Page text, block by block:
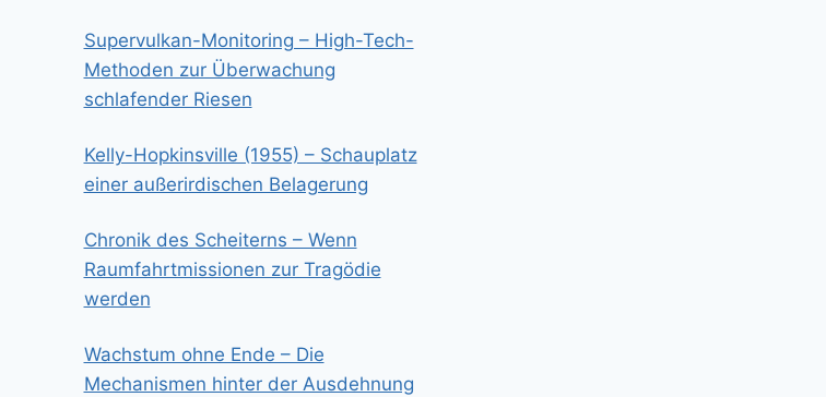
Supervulkan-Monitoring – High-Tech-
Methoden zur Überwachung
schlafender Riesen
Kelly-Hopkinsville (1955) – Schauplatz
einer außerirdischen Belagerung
Chronik des Scheiterns – Wenn
Raumfahrtmissionen zur Tragödie
werden
Wachstum ohne Ende – Die
Mechanismen hinter der Ausdehnung